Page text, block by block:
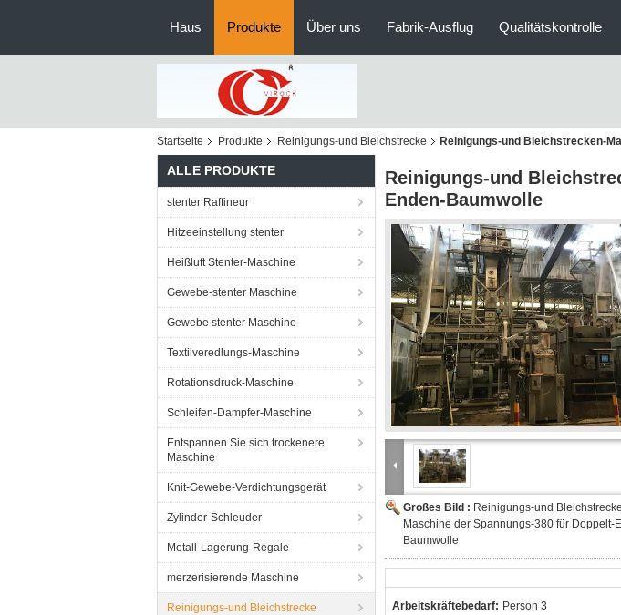
Haus Produkte Über uns Fabrik-Ausflug Qualitätskontrolle
Startseite Produkte Reinigungs-und Bleichstrecke Reinigungs-und Bleichstrecken-
ALLE PRODUKTE
stenter Raffineur
Hitzeeinstellung stenter
Heißluft Stenter-Maschine
Gewebe-stenter Maschine
Gewebe stenter Maschine
Textilveredlungs-Maschine
Rotationsdruck-Maschine
Schleifen-Dampfer-Maschine
Entspannen Sie sich trockenere
Maschine
Knit-Gewebe-Verdichtungsgerät
Zylinder-Schleuder
Metall-Lagerung-Regale
merzerisierende Maschine
Reinigungs-und Bleichstrecke
Reinigungs-und
Enden-Baumwolle
Großes Bild : Reinigungs-und
Maschine der Spannungs-380 für Doppelt-
Baumwolle
Arbeitskräftebedarf: Person 3